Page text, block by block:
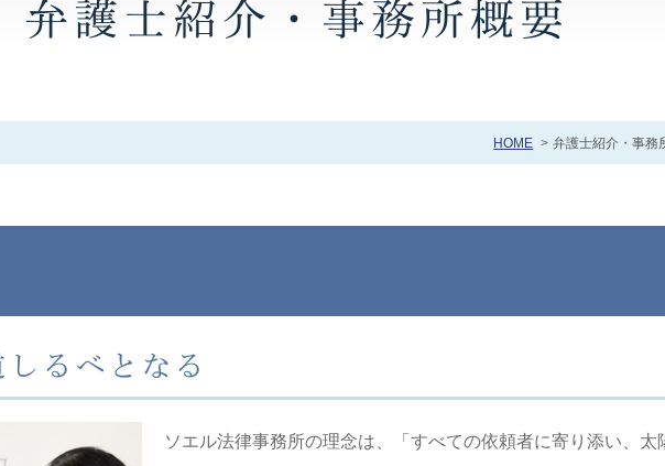
弁護士紹介・事務所概要
HOME
るべとなる
ソエル法律事務所の理念は、「すべての依頼者に寄り添い、太